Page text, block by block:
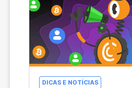
DICAS E NOTÍCIAS